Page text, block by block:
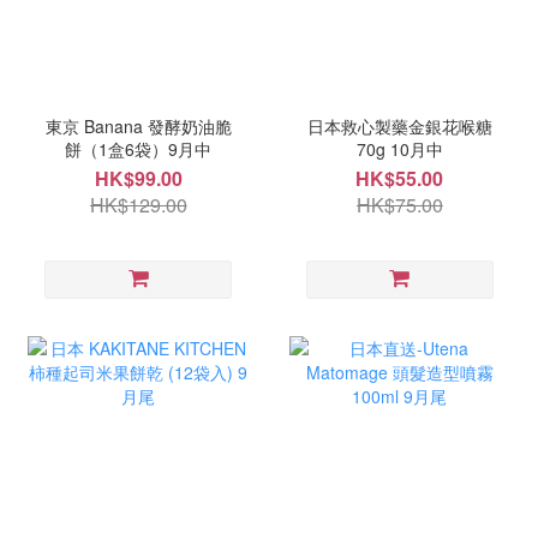
東京 Banana 發酵奶油脆
餅（1盒6袋）9月中
HK$99.00
HK$129.00
日本救心製藥金銀花喉糖
70g 10月中
HK$55.00
HK$75.00